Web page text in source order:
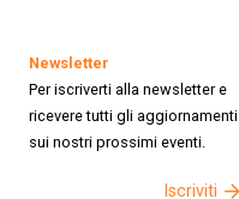
Newsletter
Per iscriverti alla newsletter e
ricevere tutti gli aggiornamenti
sui nostri prossimi eventi.
Iscriviti